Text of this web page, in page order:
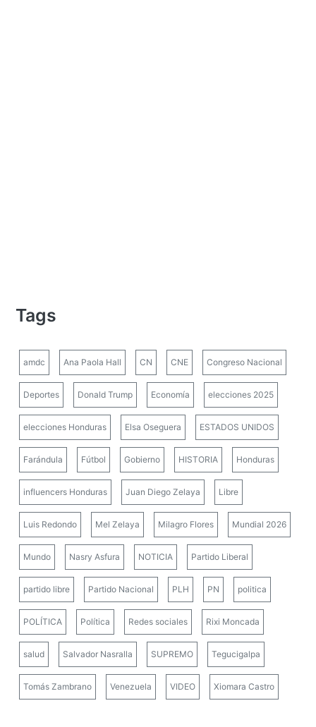
Tags
amdc Ana Paola Hall CN CNE Congreso Nacional
Deportes Donald Trump Economía elecciones 2025
elecciones Honduras Elsa Oseguera ESTADOS UNIDOS
Farándula Fútbol Gobierno HISTORIA Honduras
influencers Honduras Juan Diego Zelaya Libre
Luis Redondo Mel Zelaya Milagro Flores Mundial 2026
Mundo Nasry Asfura NOTICIA Partido Liberal
partido libre Partido Nacional PLH PN politica
POLÍTICA Política Redes sociales Rixi Moncada
salud Salvador Nasralla SUPREMO Tegucigalpa
Tomás Zambrano Venezuela VIDEO Xiomara Castro